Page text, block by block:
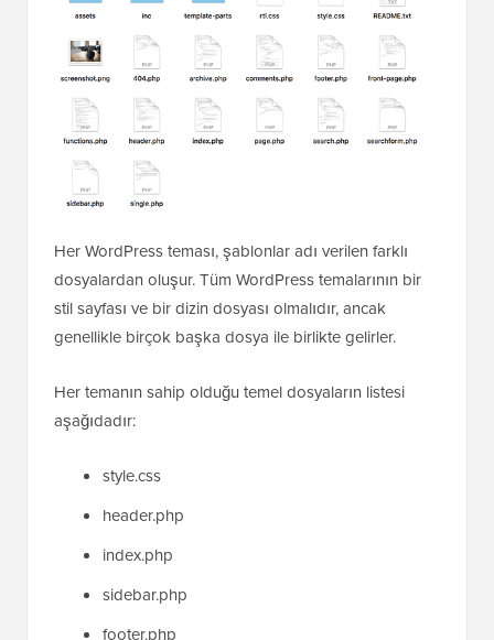
Her WordPress teması, şablonlar adı verilen farklı
dosyalardan oluşur. Tüm WordPress temalarının bir
stil sayfası ve bir dizin dosyası olmalıdır, ancak
genellikle birçok başka dosya ile birlikte gelirler.
Her temanın sahip olduğu temel dosyaların listesi
aşağıdadır:
style.css
header.php
index.php
sidebar.php
footer.php